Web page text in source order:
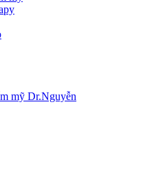
mỹ Dr.Nguyễn